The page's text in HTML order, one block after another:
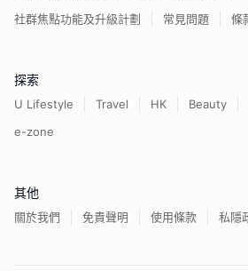
社群焦點功能及升級計劃
常見問題 條
探索
U Lifestyle Travel HK Beauty
e-zone
其他
關於我們 免責聲明 使用條款 私隱